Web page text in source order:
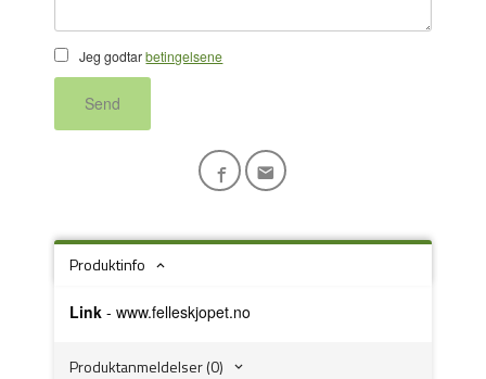
Jeg godtarbetingelsene
Send
Produktinfo
Link - www.felleskjopet.no
Produktanmeldelser (0)